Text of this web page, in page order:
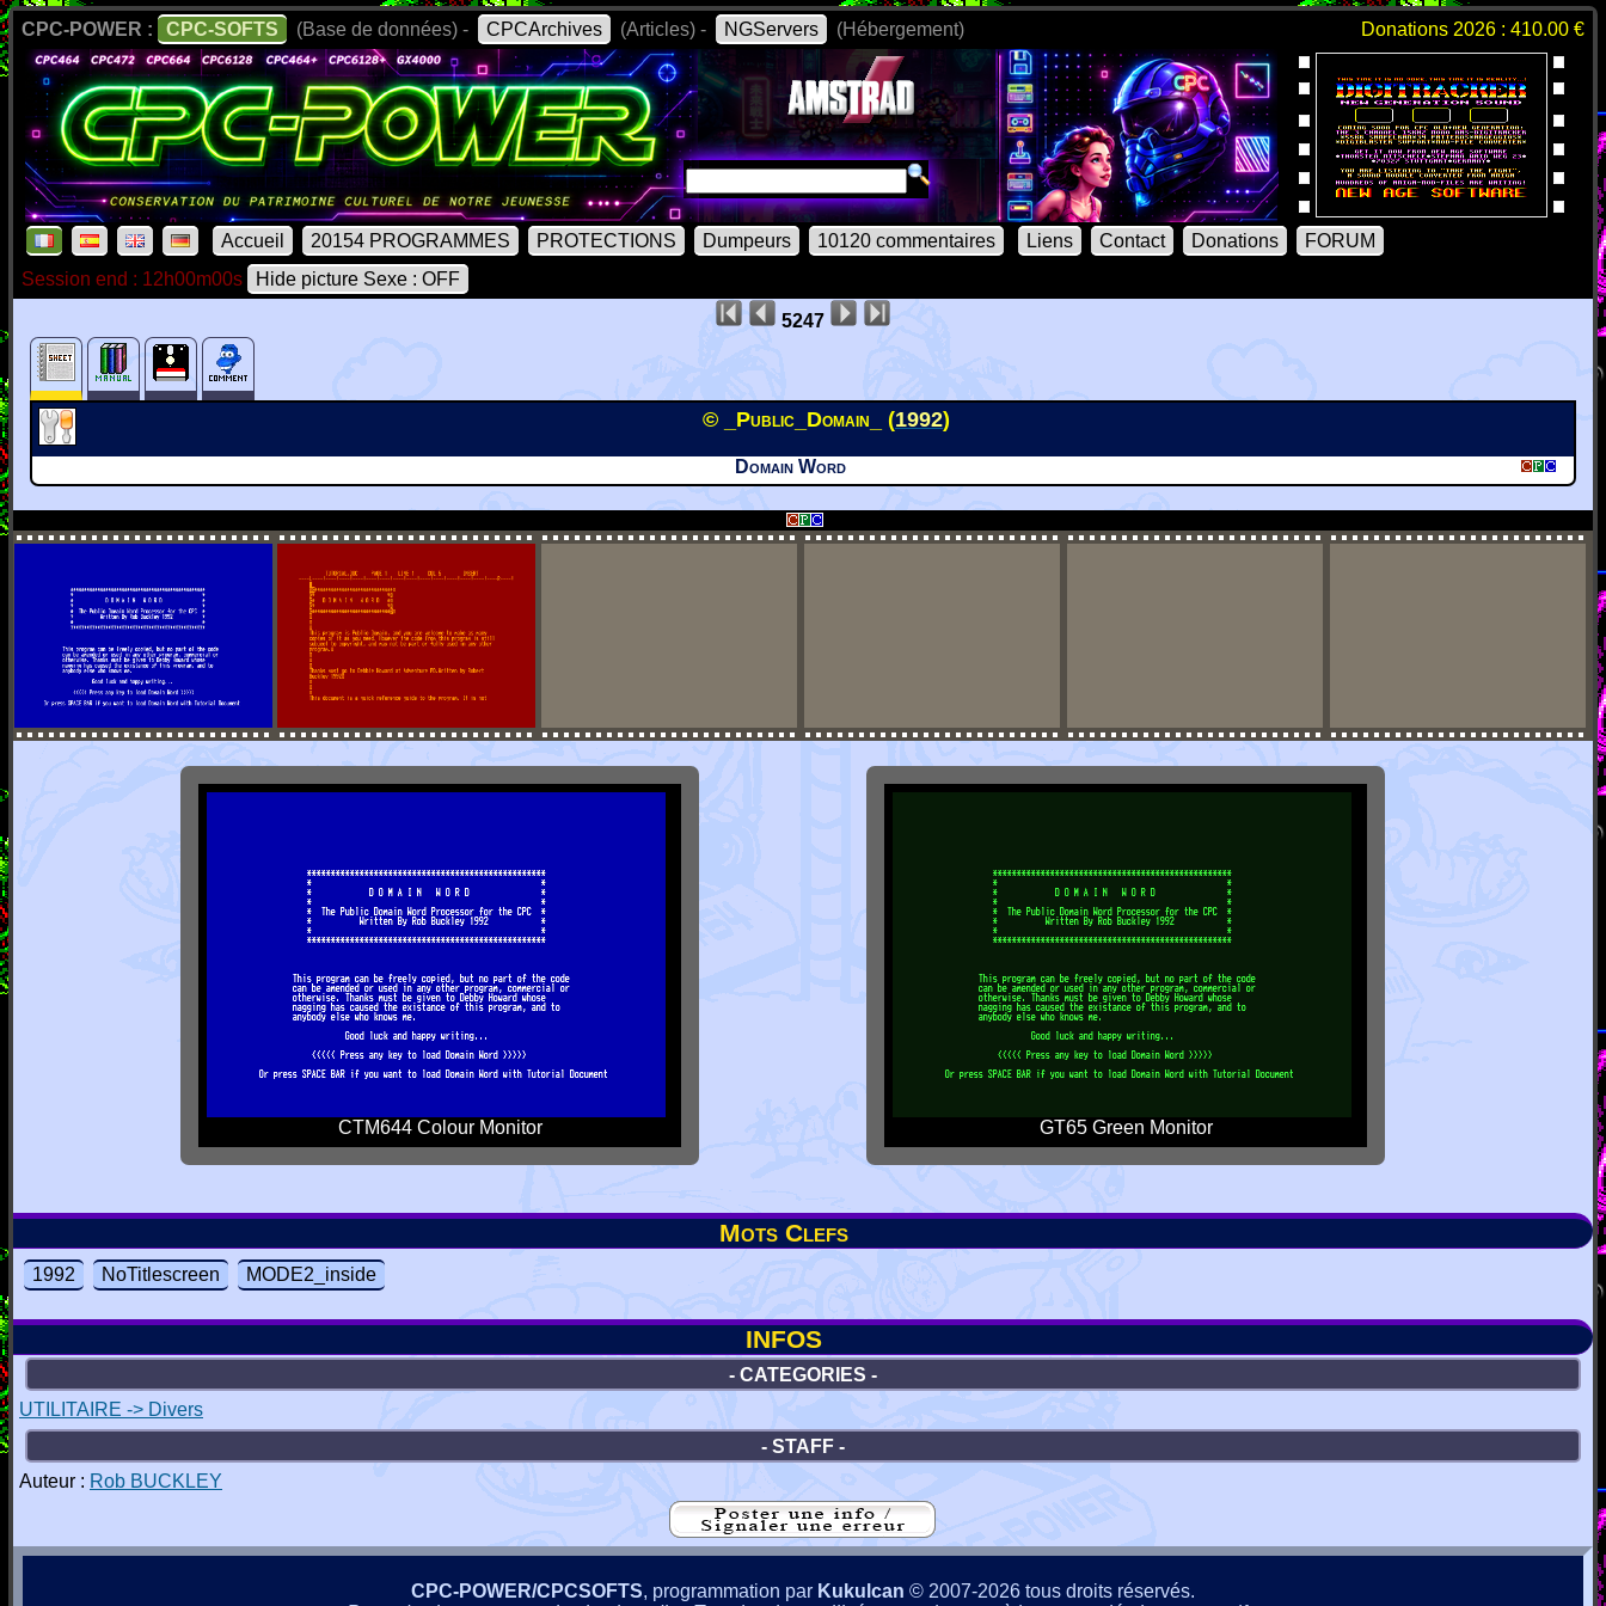
CPC-POWER : CPC-SOFTS (Base de données) - CPCArchives (Articles) - NGServers (Hébergement) Donations 2026 : 410.00 €
Accueil 20154 PROGRAMMES PROTECTIONS Dumpeurs 10120 commentaires Liens Contact Donations
FORUM
Session end : 12h00m00s
Hide picture Sexe : OFF
5247
© _Public_Domain_ (1992)
Domain Word
CTM644 Colour Monitor GT65 Green Monitor
Mots Clefs
1992 NoTitlescreen MODE2_inside
INFOS
- CATEGORIES -
UTILITAIRE -> Divers
- STAFF -
Auteur : Rob BUCKLEY
CPC-POWER/CPCSOFTS, programmation par Kukulcan © 2007-2026 tous droits réservés.